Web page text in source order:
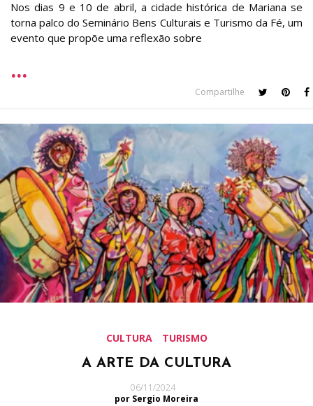
Nos dias 9 e 10 de abril, a cidade histórica de Mariana se
torna palco do Seminário Bens Culturais e Turismo da Fé, um
evento que propõe uma reflexão sobre
Compartilhe
CULTURA TURISMO
A ARTE DA CULTURA
06/11/2024
por Sergio Moreira